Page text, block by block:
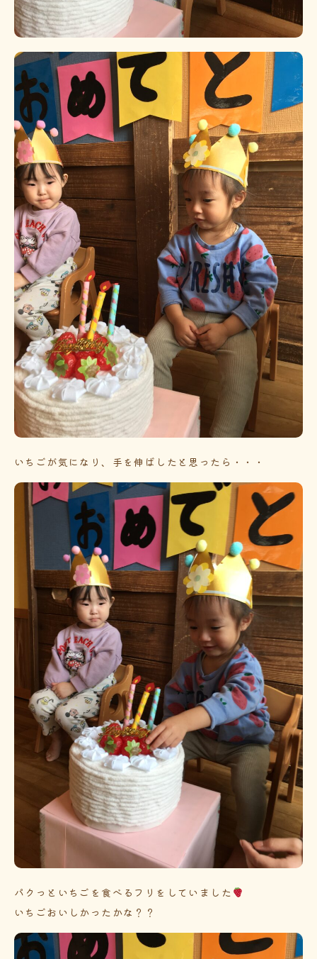
いちごが気になり、手を伸ばしたと思ったら・・・
パクっといちごを食べるフリをしていました
いちごおいしかったかな？？